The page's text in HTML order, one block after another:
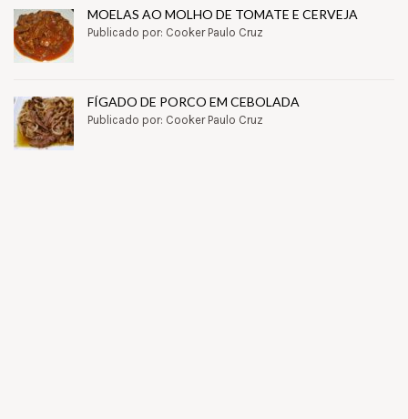
MOELAS AO MOLHO DE TOMATE E CERVEJA
Publicado por: Cooker Paulo Cruz
FÍGADO DE PORCO EM CEBOLADA
Publicado por: Cooker Paulo Cruz